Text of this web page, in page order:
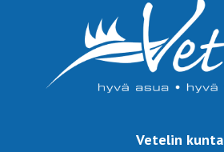
Vetelin kunta